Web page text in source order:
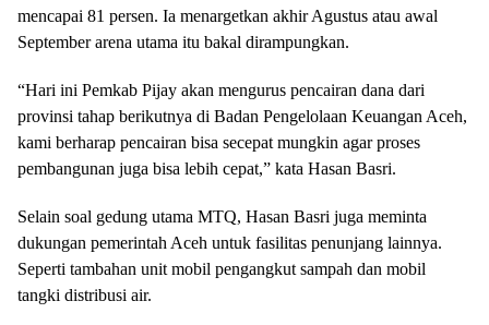
mencapai 81 persen. Ia menargetkan akhir Agustus atau awal
September arena utama itu bakal dirampungkan.
“Hari ini Pemkab Pijay akan mengurus pencairan dana dari
provinsi tahap berikutnya di Badan Pengelolaan Keuangan Aceh,
kami berharap pencairan bisa secepat mungkin agar proses
pembangunan juga bisa lebih cepat,” kata Hasan Basri.
Selain soal gedung utama MTQ, Hasan Basri juga meminta
dukungan pemerintah Aceh untuk fasilitas penunjang lainnya.
Seperti tambahan unit mobil pengangkut sampah dan mobil
tangki distribusi air.